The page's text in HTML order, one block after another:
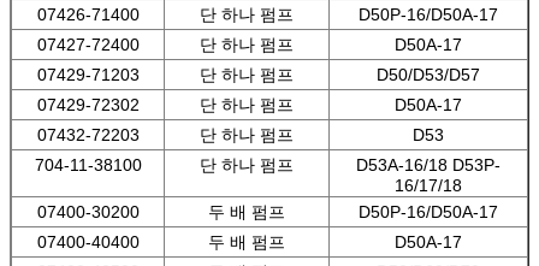
07426-71400
단 하나 펌프
D50P-16/D50A-17
07427-72400
단 하나 펌프
D50A-17
07429-71203
단 하나 펌프
D50/D53/D57
07429-72302
단 하나 펌프
D50A-17
07432-72203
단 하나 펌프
D53
704-11-38100
단 하나 펌프
D53A-16/18 D53P-
16/17/18
07400-30200
두 배 펌프
D50P-16/D50A-17
07400-40400
두 배 펌프
D50A-17